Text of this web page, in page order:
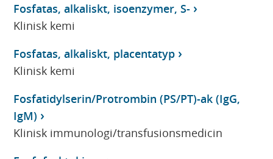
Fosfatas, alkaliskt, isoenzymer, S-
Klinisk kemi
Fosfatas, alkaliskt, placentatyp
Klinisk kemi
Fosfatidylserin/Protrombin (PS/PT)-ak (IgG,
IgM)
Klinisk immunologi/transfusionsmedicin